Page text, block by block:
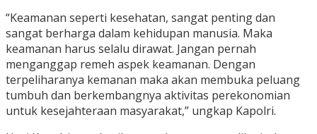
“Keamanan seperti kesehatan, sangat penting dan
sangat berharga dalam kehidupan manusia. Maka
keamanan harus selalu dirawat. Jangan pernah
menganggap remeh aspek keamanan. Dengan
terpeliharanya kemanan maka akan membuka peluang
tumbuh dan berkembangnya aktivitas perekonomian
untuk kesejahteraan masyarakat,” ungkap Kapolri.